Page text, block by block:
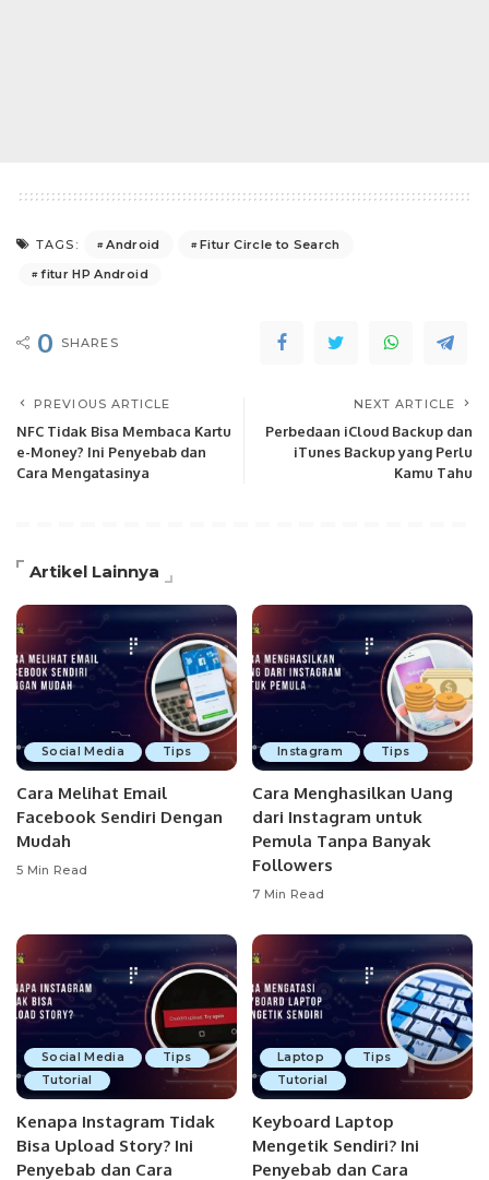
TAGS: Android
Fitur Circle to Search
fitur HP Android
0 SHARES
PREVIOUS ARTICLE
NFC Tidak Bisa Membaca Kartu
e-Money? Ini Penyebab dan
Cara Mengatasinya
NEXT ARTICLE
Perbedaan iCloud Backup dan
iTunes Backup yang Perlu
Kamu Tahu
Artikel Lainnya
Social Media Tips
Cara Melihat Email
Facebook Sendiri Dengan
Mudah
5 Min Read
Instagram Tips
Cara Menghasilkan Uang
dari Instagram untuk
Pemula Tanpa Banyak
Followers
7 Min Read
Social Media
Tips
Tutorial
Kenapa Instagram Tidak
Bisa Upload Story? Ini
Penyebab dan Cara
Laptop
Tips
Tutorial
Keyboard Laptop
Mengetik Sendiri? Ini
Penyebab dan Cara